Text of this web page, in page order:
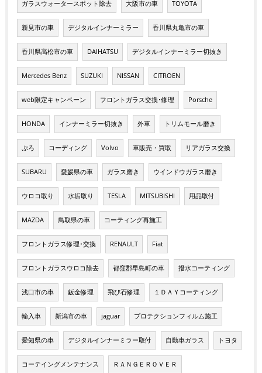
ガラスウォータースポット除去 大阪市の車 TOYOTA
新見市の車 デジタルインナーミラー 香川県丸亀市の車
香川県高松市の車 DAIHATSU デジタルインナーミラー切抜き
Mercedes Benz SUZUKI NISSAN CITROEN
web限定キャンペーン フロントガラス交換･修理 Porsche
HONDA インナーミラー切抜き 外車 トリムモール磨き
ぷろ コーディング Volvo 車販売・買取 リアガラス交換
SUBARU 愛媛県の車 ガラス磨き ウインドウガラス磨き
ウロコ取り 水垢取り TESLA MITSUBISHI 用品取付
MAZDA 鳥取県の車 コーティング再施工
フロントガラス修理･交換 RENAULT Fiat
フロントガラスウロコ除去 都窪郡早島町の車 撥水コーティング
浅口市の車 鈑金修理 飛び石修理 １ＤＡＹコーティング
輸入車 新潟市の車 jaguar プロテクションフィルム施工
愛知県の車 デジタルインナーミラー取付 自動車ガラス トヨタ
コーテイングメンテナンス ＲＡＮＧＥＲＯＶＥＲ